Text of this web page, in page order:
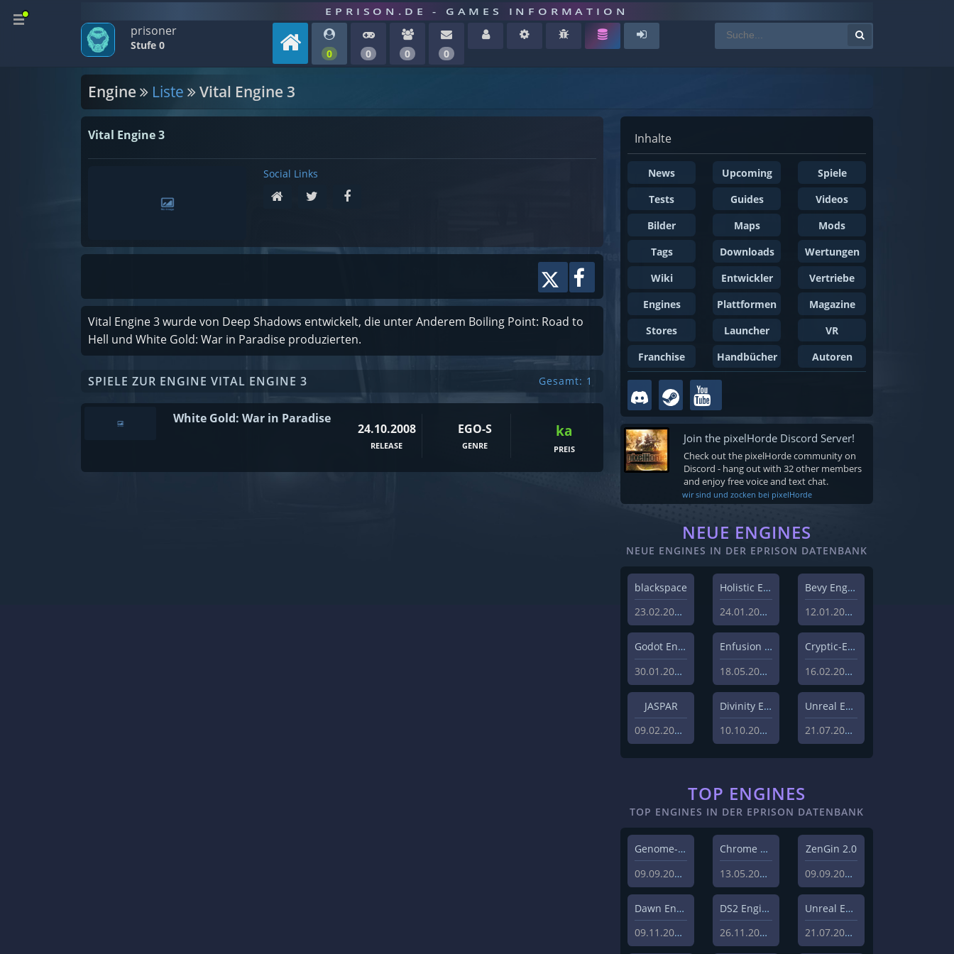
EPRISON.DE - GAMES INFORMATION
prisoner
Stufe 0
0 0 0 0
Engine Liste Vital Engine 3
Vital Engine 3
Social Links
Vital Engine 3 wurde von Deep Shadows entwickelt, die unter Anderem Boiling Point: Road to
Hell und White Gold: War in Paradise produzierten.
SPIELE ZUR ENGINE VITAL ENGINE 3 Gesamt: 1
White Gold: War in Paradise
24.10.2008
RELEASE
EGO-S
GENRE
ka
PREIS
Inhalte
News Upcoming
Spiele
Tests
Guides
Videos
Bilder
Maps
Mods
Tags
Downloads
Wertungen
Wiki
Entwickler
Vertriebe
Engines
Plattformen
Magazine
Stores
Launcher
VR
Franchise
Handbücher Autoren
Join the pixelHorde Discord Server!
Check out the pixelHorde community on
Discord - hang out with 32 other members
and enjoy free voice and text chat.
wir sind und zocken bei pixelHorde
NEUE ENGINES
NEUE ENGINES IN DER EPRISON DATENBANK
blackspace
23.02.2026
Holistic Engine
24.01.2024
Bevy Engine
12.01.2024
Godot Engine
30.01.2023
Enfusion Engine
18.05.2022
Cryptic-Engine
16.02.2021
JASPAR
09.02.2021
Divinity Engine 2
10.10.2020
Unreal Engine 5
21.07.2020
TOP ENGINES
TOP ENGINES IN DER EPRISON DATENBANK
Genome-Engine
09.09.2019
Chrome Engine 2
13.05.2010
ZenGin 2.0
09.09.2019
Dawn Engine
09.11.2018
DS2 Engine
26.11.2019
Unreal Engine 5
21.07.2020